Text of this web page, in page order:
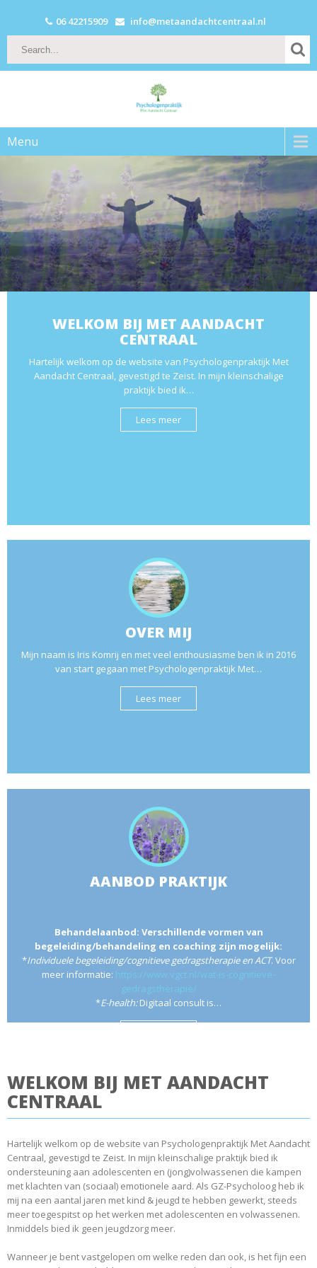
06 42215909 info@metaandachtcentraal.nl
Menu
WELKOM BIJ MET AANDACHT
CENTRAAL
Hartelijk welkom op de website van Psychologenpraktijk Met
Aandacht Centraal, gevestigd te Zeist. In mijn kleinschalige
praktijk bied ik…
Lees meer
OVER MIJ
Mijn naam is Iris Komrij en met veel enthousiasme ben ik in 2016
van start gegaan met Psychologenpraktijk Met…
Lees meer
AANBOD PRAKTIJK
Behandelaanbod: Verschillende vormen van
begeleiding/behandeling en coaching zijn mogelijk:
*Individuele begeleiding/cognitieve gedragstherapie en ACT. Voor
meer informatie: https://www.vgct.nl/wat-is-cognitieve-
gedragstherapie/
*E-health:Digitaal consult is…
WELKOM BIJ MET AANDACHT
CENTRAAL
Hartelijk welkom op de website van Psychologenpraktijk Met Aandacht
Centraal, gevestigd te Zeist. In mijn kleinschalige praktijk bied ik
ondersteuning aan adolescenten en (jong)volwassenen die kampen
met klachten van (sociaal) emotionele aard. Als GZ-Psycholoog heb ik
mij na een aantal jaren met kind & jeugd te hebben gewerkt, steeds
meer toegespitst op het werken met adolescenten en volwassenen.
Inmiddels bied ik geen jeugdzorg meer.
Wanneer je bent vastgelopen om welke reden dan ook, is het fijn een